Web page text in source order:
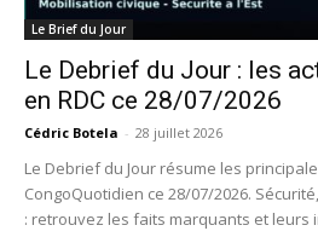
Le Brief du Jour
Le Debrief du Jour : les
en RDC ce 28/07/2026
Cédric Botela - 28 juillet 2026
Le Debrief du Jour résume les
CongoQuotidien ce 28/07/2026.
: retrouvez les faits marquants et leurs